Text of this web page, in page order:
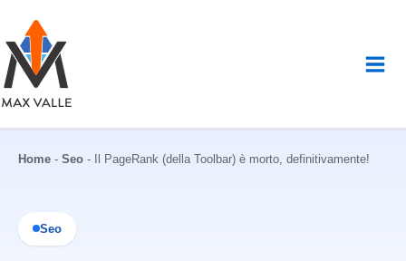
contenuto
Home - Seo - Il PageRank (della Toolbar) è morto, definitivamente!
Seo